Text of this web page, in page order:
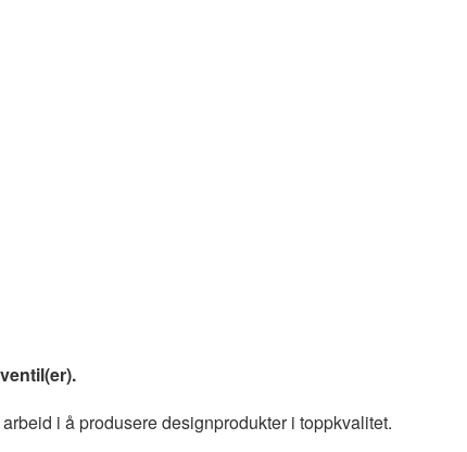
i å produsere designprodukter i toppkvalitet.